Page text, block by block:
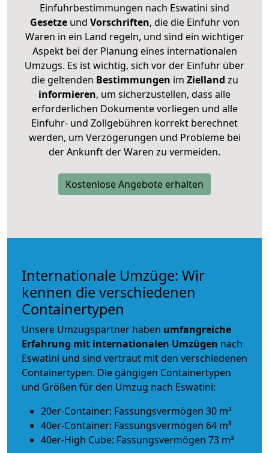
Einfuhrbestimmungen nach Eswatini sind
Gesetzeund Vorschriften, die die Einfuhr von
Waren in ein Land regeln, und sind ein wichtiger
Aspekt bei der Planung eines internationalen
Umzugs. Es ist wichtig, sich vor der Einfuhr über
die geltenden Bestimmungen im Zielland zu
informieren, um sicherzustellen, dass alle
erforderlichen Dokumente vorliegen und alle
Einfuhr- und Zollgebühren korrekt berechnet
werden, um Verzögerungen und Probleme bei
der Ankunft der Waren zu vermeiden.
Kostenlose Angebote erhalten
Internationale Umzüge: Wir
kennen die verschiedenen
Containertypen
Unsere Umzugspartner haben umfangreiche
Erfahrung mit internationalen Umzügen nach
Eswatini und sind vertraut mit den verschiedenen
Containertypen. Die gängigen Containertypen
und Größen für den Umzug nach Eswatini:
20er-Container: Fassungsvermögen 30 m³
40er-Container: Fassungsvermögen 64 m³
40er-High Cube: Fassungsvermögen 73 m³